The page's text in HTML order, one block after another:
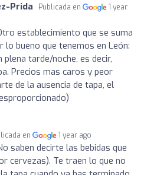
Prida Publicada en
1 year
establecimiento que se suma
lo bueno que tenemos en León:
tarde/noche, es decir,
Precios mas caros y peor
de la ausencia de tapa, el
en 1 year ago
saben decirte las bebidas que
cervezas). Te traen lo que no